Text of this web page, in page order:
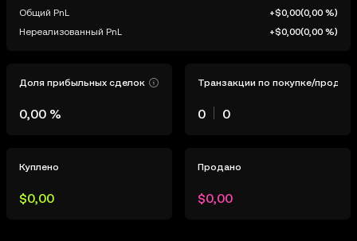
Общий PnL +$0,00(0,00 %)
Нереализованный PnL
+$0,00(0,00 %)
Доля прибыльных сделок
0,00 %
Транзакции по покупке/
0 0
Куплено
$0,00
Продано
$0,00